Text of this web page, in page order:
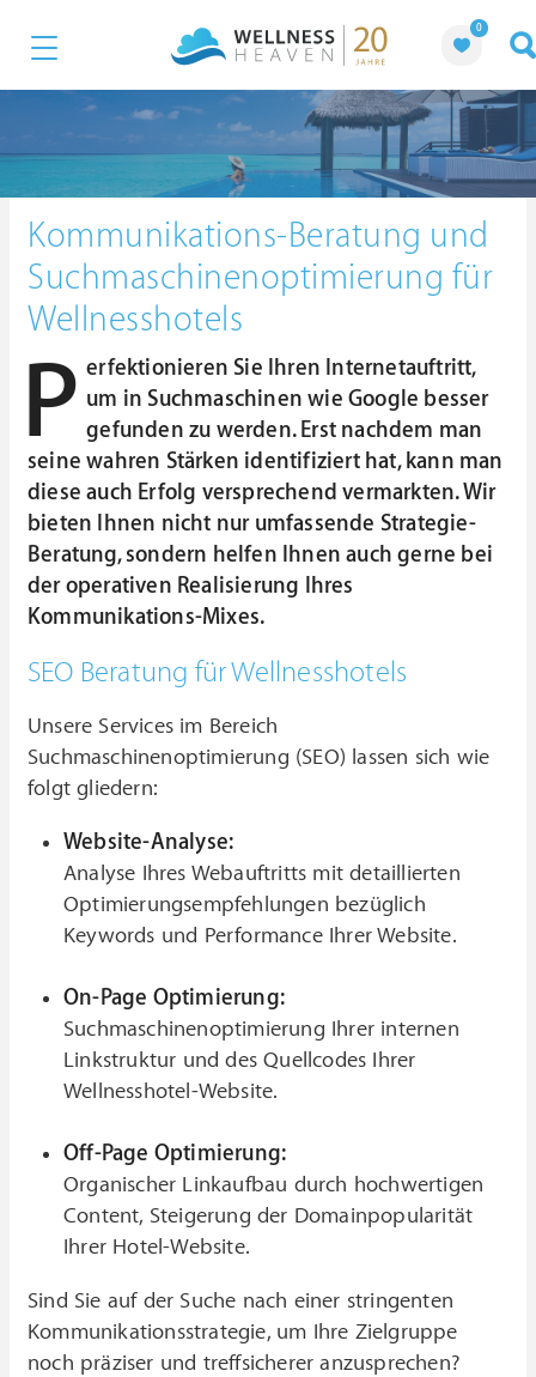
0
Kommunikations-Beratung und
Suchmaschinenoptimierung für
Wellnesshotels
P erfektionieren Sie Ihren Internetauftritt,
um in Suchmaschinen wie Google besser
gefunden zu werden. Erst nachdem man
seine wahren Stärken identifiziert hat, kann man
diese auch Erfolg versprechend vermarkten. Wir
bieten Ihnen nicht nur umfassende Strategie-
Beratung, sondern helfen Ihnen auch gerne bei
der operativen Realisierung Ihres
Kommunikations-Mixes.
SEO Beratung für Wellnesshotels
Unsere Services im Bereich
Suchmaschinenoptimierung (SEO) lassen sich wie
folgt gliedern:
Website-Analyse:
Analyse Ihres Webauftritts mit detaillierten
Optimierungsempfehlungen bezüglich
Keywords und Performance Ihrer Website.
On-Page Optimierung:
Suchmaschinenoptimierung Ihrer internen
Linkstruktur und des Quellcodes Ihrer
Wellnesshotel-Website.
Off-Page Optimierung:
Organischer Linkaufbau durch hochwertigen
Content, Steigerung der Domainpopularität
Ihrer Hotel-Website.
Sind Sie auf der Suche nach einer stringenten
Kommunikationsstrategie, um Ihre Zielgruppe
noch präziser und treffsicherer anzusprechen?